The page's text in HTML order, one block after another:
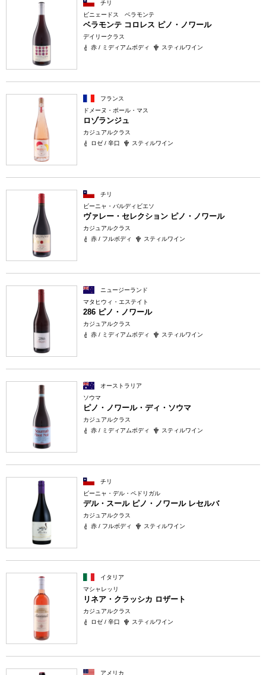
チリ
ビニェードス ベラモンテ
ベラモンテ コロレス ピノ・ノワール
デイリークラス
赤 / ミディアムボディ
スティルワイン
フランス
ドメーヌ・ポール・マス
ロゾランジュ
カジュアルクラス
ロゼ / 辛口
スティルワイン
チリ
ビーニャ・バルディビエソ
ヴァレー・セレクション ピノ・ノワール
カジュアルクラス
赤 / フルボディ
スティルワイン
ニュージーランド
マタヒウィ・エステイト
286 ピノ・ノワール
カジュアルクラス
赤 / ミディアムボディ
スティルワイン
オーストラリア
ソウマ
ピノ・ノワール・ディ・ソウマ
カジュアルクラス
赤 / ミディアムボディ
スティルワイン
チリ
ビーニャ・デル・ペドリガル
デル・スール ピノ・ノワール レセルバ
カジュアルクラス
赤 / フルボディ
スティルワイン
イタリア
マシャレッリ
リネア・クラッシカ ロザート
カジュアルクラス
ロゼ / 辛口
スティルワイン
アメリカ